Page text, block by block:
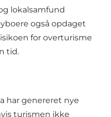
lokalsamfund
også opdaget
for overturisme
tid.
har genereret nye
turismen ikke